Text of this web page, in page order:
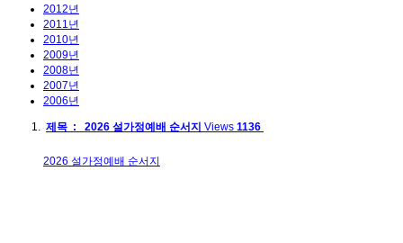
2012년
2011년
2010년
2009년
2008년
2007년
2006년
제목 : 2026 설가정예배 순서지 Views 1136
2026 설가정예배 순서지